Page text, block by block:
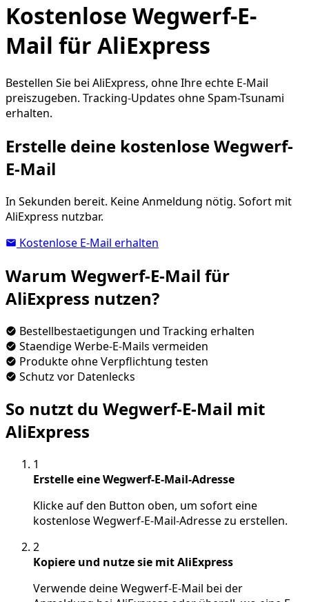
Kostenlose Wegwerf-E-
Mail für AliExpress
Bestellen Sie bei AliExpress, ohne Ihre echte E-Mail
preiszugeben. Tracking-Updates ohne Spam-Tsunami
erhalten.
Erstelle deine kostenlose Wegwerf-
E-Mail
In Sekunden bereit. Keine Anmeldung nötig. Sofort mit
AliExpress nutzbar.
Kostenlose E-Mail erhalten
Warum Wegwerf-E-Mail für
AliExpress nutzen?
Bestellbestaetigungen und Tracking erhalten
Staendige Werbe-E-Mails vermeiden
Produkte ohne Verpflichtung testen
Schutz vor Datenlecks
So nutzt du Wegwerf-E-Mail mit
AliExpress
1
Erstelle eine Wegwerf-E-Mail-Adresse
Klicke auf den Button oben, um sofort eine
kostenlose Wegwerf-E-Mail-Adresse zu erstellen.
2
Kopiere und nutze sie mit AliExpress
Verwende deine Wegwerf-E-Mail bei der